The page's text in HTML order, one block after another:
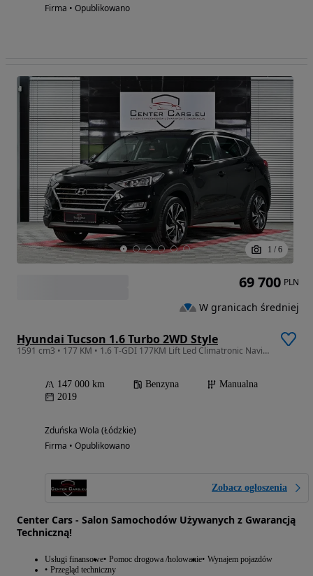
Firma • Opublikowano
1 / 6
Hyundai Tucson 1.6 Turbo 2WD Style
1591 cm3 • 177 KM • 1.6 T-GDI 177KM Lift Led Climatronic Navi Drive Mode Kamera Gwarancja
147 000 km Benzyna
Manualna
2019
Zduńska Wola (Łódzkie)
Firma • Opublikowano
Zobacz ogłoszenia
Center Cars - Salon Samochodów Używanych z Gwarancją
Techniczną!
Usługi finansowe Pomoc drogowa /holowanie Wynajem pojazdów
Przegląd techniczny
69 700 PLN
W granicach średniej